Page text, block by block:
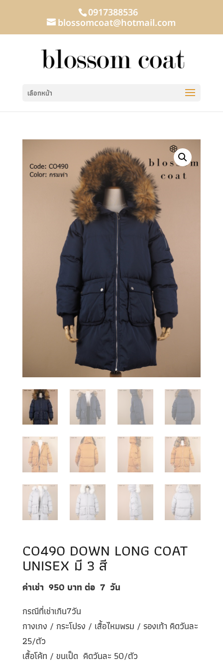
0917388536
blossomcoat@hotmail.com
เลือกหน้า
CO490 DOWN LONG COAT
UNISEX มี 3 สี
ค่าเช่า 950 บาท ต่อ 7 วัน
กรณีที่เช่าเกิน7วัน
กางเกง / กระโปรง / เสื้อไหมพรม / รองเท้า คิดวันละ
25/ตัว
เสื้อโค้ท / ขนเป็ด คิดวันละ 50/ตัว